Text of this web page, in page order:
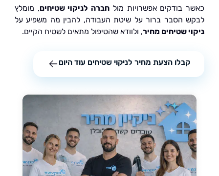
בודקים אפשרויות מולחברה לניקוי שטיחים, מומלץ
הסבר ברור על שיטת העבודה, להבין מה משפיע על
שטיחים מחיר, ולוודא שהטיפול מתאים לשטיח הקיים.
קבלו הצעת מחיר לניקוי שטיחים עוד היום